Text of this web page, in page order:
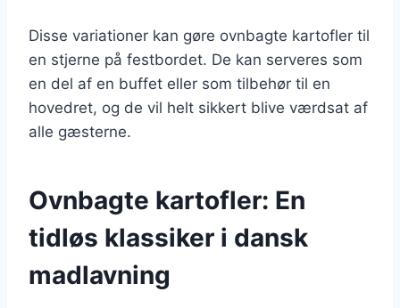
Disse variationer kan gøre ovnbagte kartofler til
en stjerne på festbordet. De kan serveres som
en del af en buffet eller som tilbehør til en
hovedret, og de vil helt sikkert blive værdsat af
alle gæsterne.
Ovnbagte kartofler: En
tidløs klassiker i dansk
madlavning